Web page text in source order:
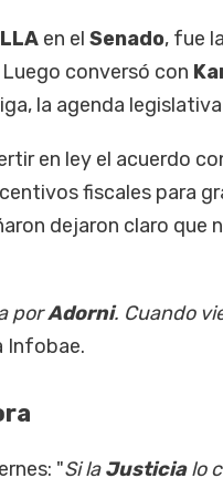
LLA en el Senado, fue
conversó con
la agenda
en ley el acuerdo
fiscales para
dejaron claro que
porAdorni. Cuando
Infobae.
"Si laJusticialo